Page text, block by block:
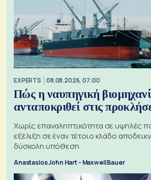
EXPERTS 08.08.2026, 07:00
Πώς η ναυπηγική
ανταποκριθεί στις
Χωρίς επαναληπτικότητα σε υψηλές
εξέλιξη σε έναν τέτοιο κλάδο
δύσκολη υπόθεση
Anastasios John Hart - Maxwell Bauer